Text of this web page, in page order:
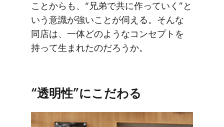
ことからも、​“兄弟で​共に​作っていく​”と​
いう​意識が​強いことが​伺える。​そんな​
同店は、​一体どのような​コンセプトを​
持って生まれたのだろうか。
“​透明性”に​こだわる